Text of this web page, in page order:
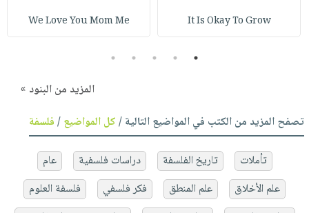
It Is Okay To Grow
We Love You Mom Me
1
2
3
4
5
المزيد من البنود »
تصفح المزيد من الكتب في المواضيع التالية /كل المواضيع/فلسفة
تأملات تاريخ الفلسفة دراسات فلسفية
عام
علم الأخلاق
علم المنطق فكر فلسفي
فلسفة العلوم